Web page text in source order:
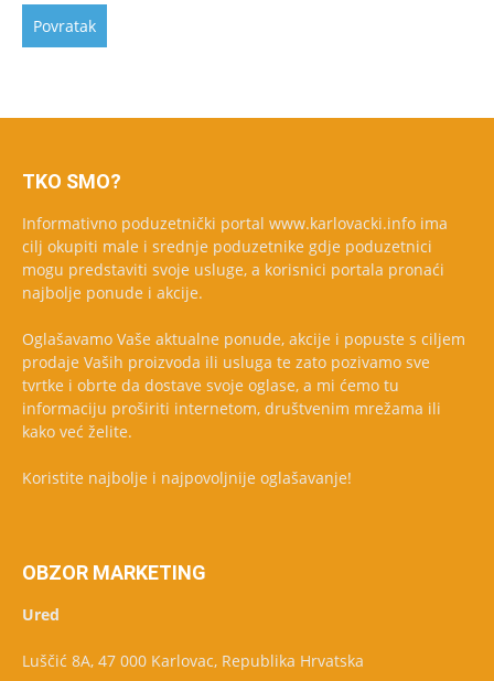
TKO SMO?
Informativno poduzetnički portal www.karlovacki.info ima
cilj okupiti male i srednje poduzetnike gdje poduzetnici
mogu predstaviti svoje usluge, a korisnici portala pronaći
najbolje ponude i akcije.
Oglašavamo Vaše aktualne ponude, akcije i popuste s ciljem
prodaje Vaših proizvoda ili usluga te zato pozivamo sve
tvrtke i obrte da dostave svoje oglase, a mi ćemo tu
informaciju proširiti internetom, društvenim mrežama ili
kako već želite.
Koristite najbolje i najpovoljnije oglašavanje!
OBZOR MARKETING
Ured
Luščić 8A, 47 000 Karlovac, Republika Hrvatska